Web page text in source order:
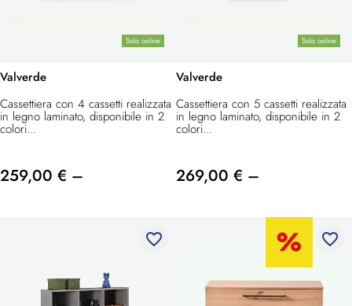
Solo online
Valverde
Cassettiera con 4 cassetti realizzata
in legno laminato, disponibile in 2
colori...
259,00 € –
Solo online
Valverde
Cassettiera con 5 cassetti realizzata
in legno laminato, disponibile in 2
colori...
269,00 € –
favorite_border favorite_border